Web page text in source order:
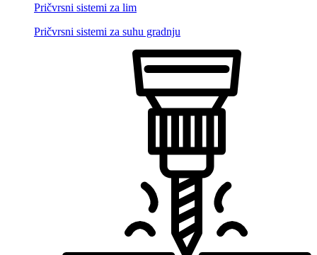
Pričvrsni sistemi za lim
Pričvrsni sistemi za suhu gradnju